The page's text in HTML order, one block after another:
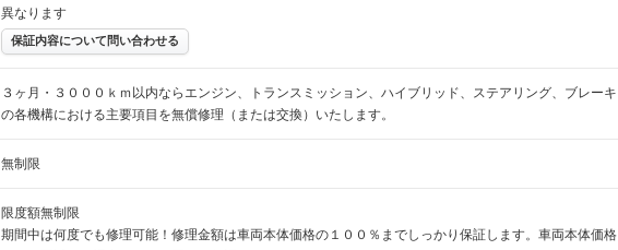
異なります
保証内容について問い合わせる
３ヶ月・３０００ｋｍ以内ならエンジン、トランスミッション、ハイブリッド、ステアリング、ブレーキ
の各機構における主要項目を無償修理（または交換）いたします。
無制限
限度額無制限
期間中は何度でも修理可能！修理金額は車両本体価格の１００％までしっかり保証します。車両本体価格